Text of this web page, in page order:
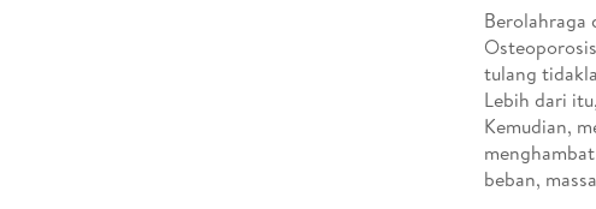
Berolahraga
tulang
Lebih dari
Kemudian,
beban,